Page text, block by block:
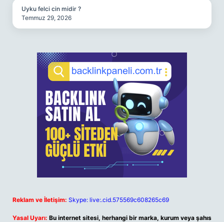
Uyku felci cin midir ?
Temmuz 29, 2026
Reklam ve İletişim: Skype: live:.cid.575569c608265c69
Yasal Uyarı: Bu internet sitesi, herhangi bir marka, kurum veya şahıs